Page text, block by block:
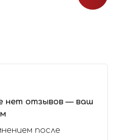
нет отзывов — ваш
после